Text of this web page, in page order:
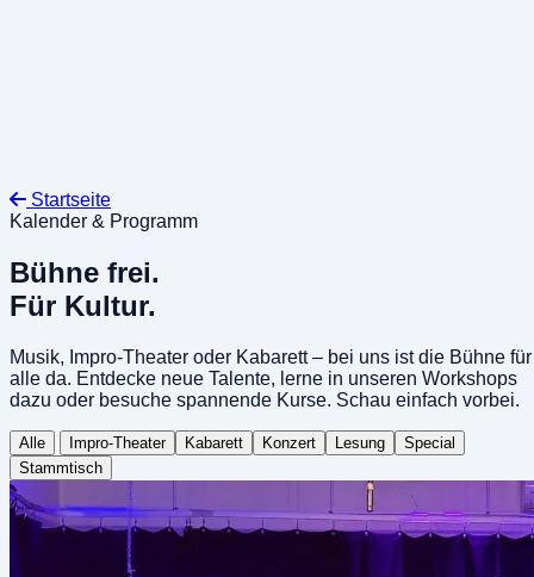
Startseite
Kalender & Programm
Bühne frei.
Für Kultur.
Musik, Impro-Theater oder Kabarett – bei uns ist die Bühne für
alle da. Entdecke neue Talente, lerne in unseren Workshops
dazu oder besuche spannende Kurse. Schau einfach vorbei.
Alle Impro-Theater Kabarett Konzert Lesung
Special
Stammtisch